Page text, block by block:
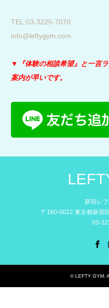
​TEL:03-3225-7070
info@leftygym.com
▼『体験の相談希望』と一言
案内が早いです。
新宿レ
〒160-0022 東京都新宿
03-
© LEFTY GYM.